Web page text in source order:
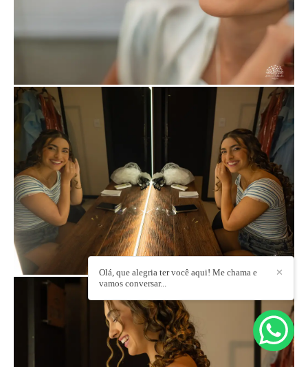
✕
Olá, que alegria ter você aqui! Me chama e
vamos conversar...